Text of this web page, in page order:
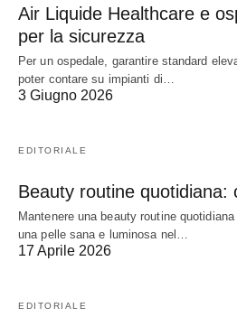
Air Liquide Healthcare e
per la sicurezza
Per un ospedale, garantire standard
poter contare su impianti di…
3 Giugno 2026
EDITORIALE
Beauty routine quotidiana:
Mantenere una beauty routine
una pelle sana e luminosa nel…
17 Aprile 2026
EDITORIALE